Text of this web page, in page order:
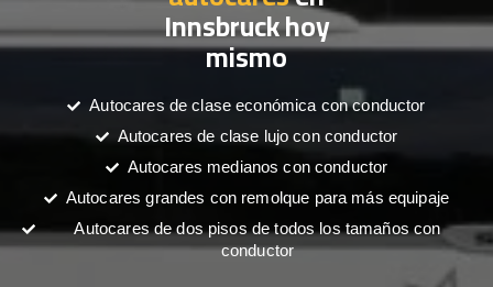
Innsbruck hoy
mismo
Autocares de clase económica con conductor
Autocares de clase lujo con conductor
Autocares medianos con conductor
Autocares grandes con remolque para más equipaje
Autocares de dos pisos de todos los tamaños con
conductor